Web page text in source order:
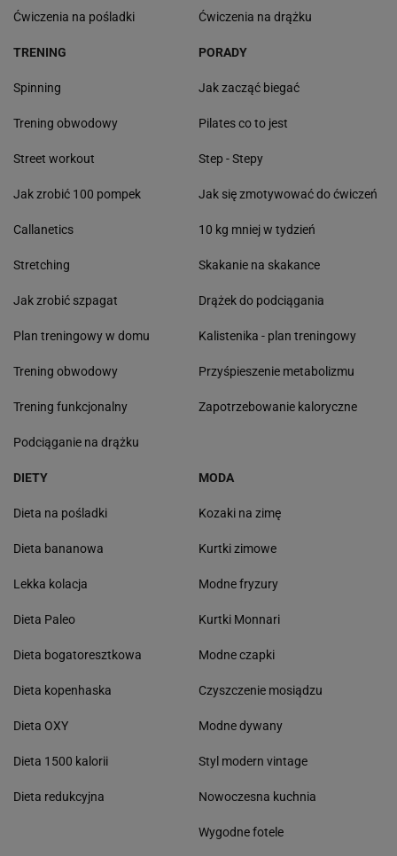
Ćwiczenia na pośladki Ćwiczenia na drążku
TRENING
Spinning
Trening obwodowy
Street workout
Jak zrobić 100 pompek
Callanetics
Stretching
Jak zrobić szpagat
Plan treningowy w domu
Trening obwodowy
Trening funkcjonalny
Podciąganie na drążku
PORADY
Jak zacząć biegać
Pilates co to jest
Step - Stepy
Jak się zmotywować do ćwiczeń
10 kg mniej w tydzień
Skakanie na skakance
Drążek do podciągania
Kalistenika - plan treningowy
Przyśpieszenie metabolizmu
Zapotrzebowanie kaloryczne
DIETY
Dieta na pośladki
Dieta bananowa
Lekka kolacja
Dieta Paleo
Dieta bogatoresztkowa
Dieta kopenhaska
Dieta OXY
Dieta 1500 kalorii
Dieta redukcyjna
MODA
Kozaki na zimę
Kurtki zimowe
Modne fryzury
Kurtki Monnari
Modne czapki
Czyszczenie mosiądzu
Modne dywany
Styl modern vintage
Nowoczesna kuchnia
Wygodne fotele